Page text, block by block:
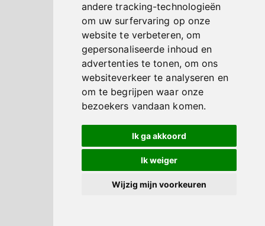
andere tracking-technologieën
om uw surfervaring op onze
website te verbeteren, om
gepersonaliseerde inhoud en
advertenties te tonen, om ons
websiteverkeer te analyseren en
om te begrijpen waar onze
bezoekers vandaan komen.
Ik ga akkoord
Ik weiger
Wijzig mijn voorkeuren